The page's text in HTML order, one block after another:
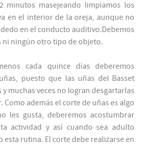
minutos masejeando limpiamos los
en el interior de la oreja, aunque no
en el conducto auditivo.Debemos
ni ningún otro tipo de objeto.
cada quince días deberemos
puesto que las uñas del Basset
muchas veces no logran desgartarlas
además el corte de uñas es algo
les gusta, deberemos acostumbrar
actividad y así cuando sea adulto
esta rutina. El corte debe realizarse en